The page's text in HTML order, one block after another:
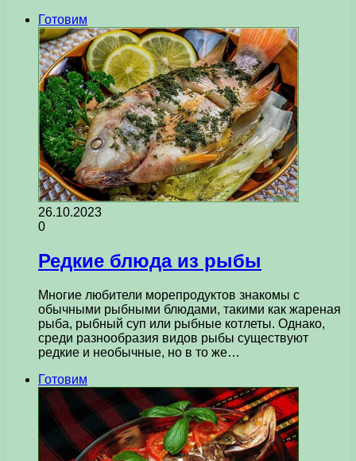
Готовим
26.10.2023
0
Редкие блюда из рыбы
Многие любители морепродуктов знакомы с
обычными рыбными блюдами, такими как жареная
рыба, рыбный суп или рыбные котлеты. Однако,
среди разнообразия видов рыбы существуют
редкие и необычные, но в то же…
Готовим